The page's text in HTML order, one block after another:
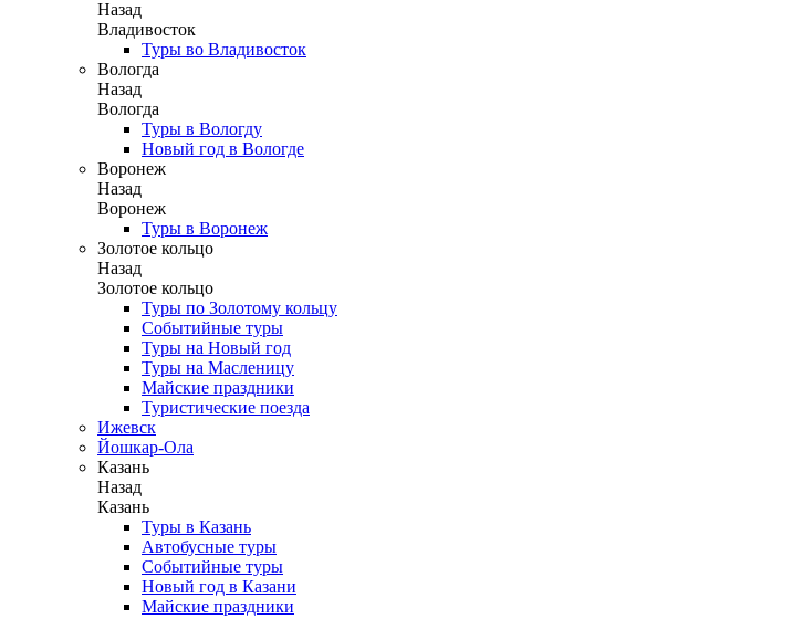
Назад
Владивосток
Туры во Владивосток
Вологда
Назад
Вологда
Туры в Вологду
Новый год в Вологде
Воронеж
Назад
Воронеж
Туры в Воронеж
Золотое кольцо
Назад
Золотое кольцо
Туры по Золотому кольцу
Событийные туры
Туры на Новый год
Туры на Масленицу
Майские праздники
Туристические поезда
Ижевск
Йошкар-Ола
Казань
Назад
Казань
Туры в Казань
Автобусные туры
Событийные туры
Новый год в Казани
Майские праздники